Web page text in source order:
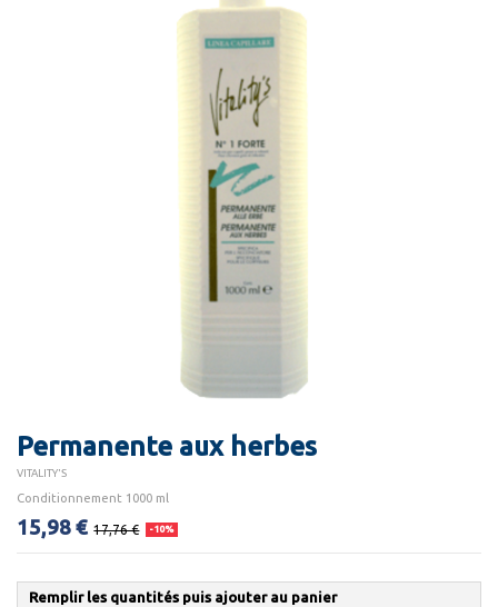
Permanente aux herbes
VITALITY'S
Conditionnement 1000 ml
15,98 € 17,76 € -10%
Remplir les quantités puis ajouter au panier